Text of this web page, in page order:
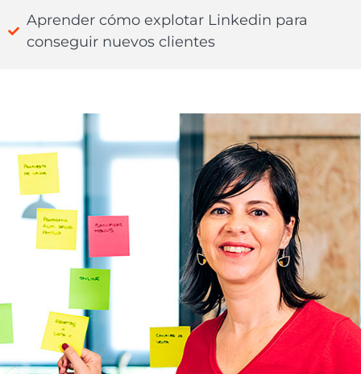
Aprender cómo explotar Linkedin para
conseguir nuevos clientes